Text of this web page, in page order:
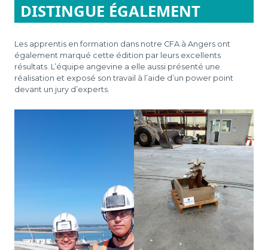
DISTINGUE ÉGALEMENT
Les apprentis en formation dans notre CFA à Angers ont
également marqué cette édition par leurs excellents
résultats. L’équipe angevine a elle aussi présenté une
réalisation et exposé son travail à l’aide d’un power point
devant un jury d’experts.